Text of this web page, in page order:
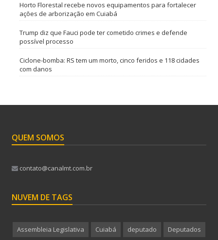
Horto Florestal recebe novos equipamentos para fortalecer
ações de arborização em Cuiabá
Trump diz que Fauci pode ter cometido crimes e defende
possível processo
Ciclone-bomba: RS tem um morto, cinco feridos e 118 cidades
com danos
QUEM SOMOS
contato@canalmt.com.br
NUVEM DE TAGS
Assembleia Legislativa Cuiabá deputado Deputados